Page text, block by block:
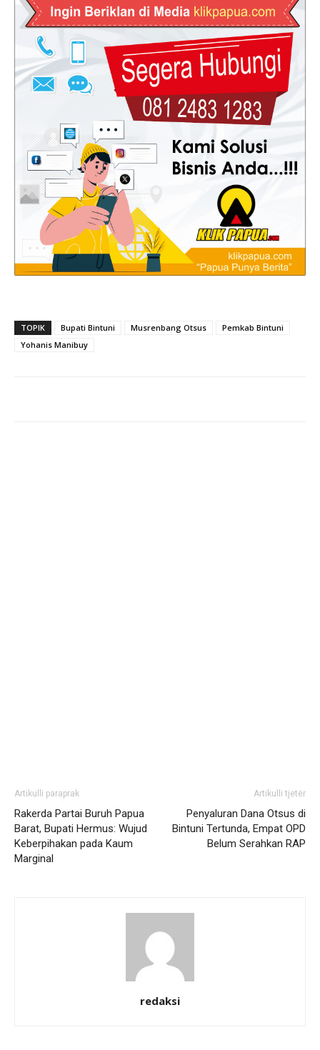
TOPIK Bupati Bintuni Musrenbang Otsus
Pemkab Bintuni
Yohanis Manibuy
Artikulli paraprak
Rakerda Partai Buruh Papua
Barat, Bupati Hermus: Wujud
Keberpihakan pada Kaum
Marginal
Artikulli tjetër
Penyaluran Dana Otsus di
Bintuni Tertunda, Empat OPD
Belum Serahkan RAP
redaksi